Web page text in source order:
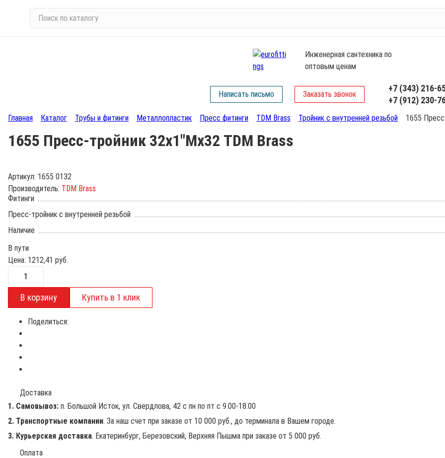
и
т
л
у
Инженерная сантехника по
оптовым ценам
Написать письмо Заказать звонок
+7 (343) 216-
+7 (912) 230-
Главная Каталог Трубы и фитинги Металлопластик Пресс фитинги TDM Brass Тройник с внутренней резьбой 1655
1655 Пресс-тройник 32х1"Мх32 TDM Brass
Артикул: 1655 0132
Производитель: TDM Brass
Фитинги
Пресс-тройник с внутренней резьбой
Наличие
В пути
Цена: 1212,41 руб.
Поделиться:
Доставка
1. Самовывоз: п. Большой Исток, ул. Свердлова, 42 с пн по пт с 9.00-18.00
2. Транспортные компании. За наш счет при заказе от 10 000 руб., до терминала в Вашем городе.
3. Курьерская доставка. Екатеринбург, Березовский, Верхняя Пышма при заказе от 5 000 руб.
Оплата